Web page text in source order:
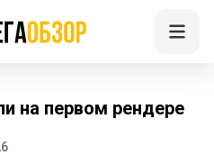
на первом рендере